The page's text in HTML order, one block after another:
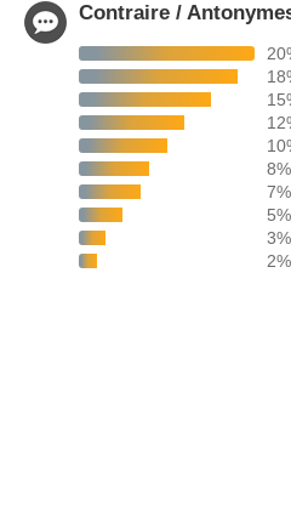
Contraire /
8%
7%
5%
3%
2%